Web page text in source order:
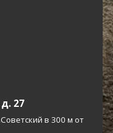
27
в 300 м от